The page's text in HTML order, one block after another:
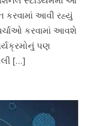
આવી રહ્યું
કરવામાં આવશે
પણ
[…]